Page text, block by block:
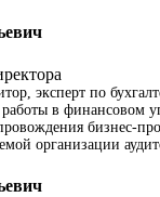
эксперт по
работы в финансовом
бизнес-
организации